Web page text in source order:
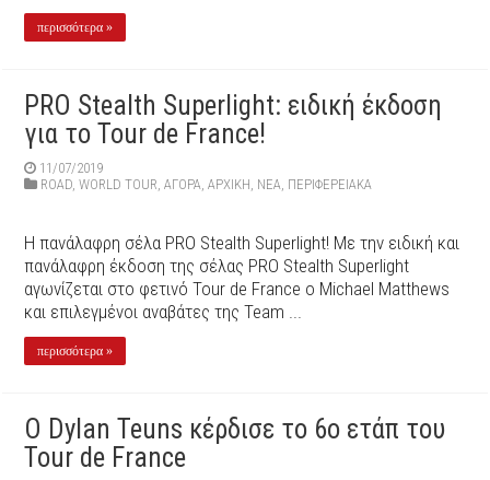
περισσότερα »
PRO Stealth Superlight: ειδική έκδοση
για το Tour de France!
11/07/2019
ROAD ,WORLD TOUR ,ΑΓΟΡΑ ,ΑΡΧΙΚΉ ΝΕΑ ΠΕΡΙΦΕΡΕΙΑΚΆ
Η πανάλαφρη σέλα PRO Stealth Superlight! Με την ειδική και
πανάλαφρη έκδοση της σέλας PRO Stealth Superlight
αγωνίζεται στο φετινό Tour de France ο Michael Matthews
και επιλεγμένοι αναβάτες της Team ...
περισσότερα »
Ο Dylan Teuns κέρδισε το 6ο ετάπ του
Tour de France